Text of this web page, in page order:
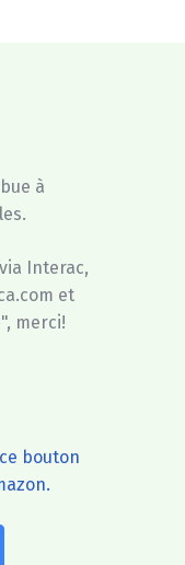
à
Interac,
et
merci!
bouton